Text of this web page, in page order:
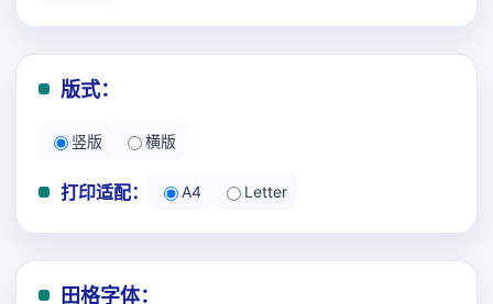
版式：
竖版 横版
打印适配： A4 Letter
田格字体：